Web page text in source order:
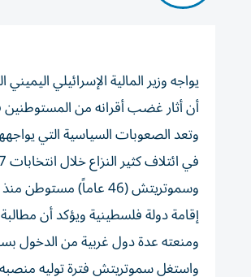
يواجه وزير المالية الإسرائيلي
أن أثار غضب أقرانه من المستوطنين
وتعد الصعوبات ​السياسية التي
في ائتلاف كثير النزاع خلال انتخابات 27 أكتوبر/ تشرين الأول، ‌وهي أول انتخابات تجري في إسرائيل منذ اندلاع ‌حرب غزة.
وسموتريتش (46 عاماً)
إقامة دولة فلسطينية ويؤكد أن
ومنعته عدة دول غربية من الدخول
واستغل سموتريتش فترة توليه